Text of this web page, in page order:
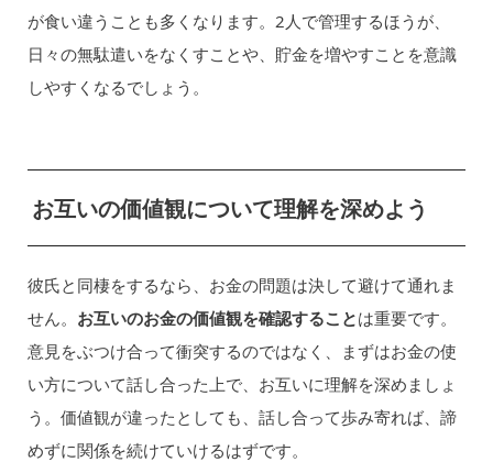
が食い違うことも多くなります。2人で管理するほうが、
日々の無駄遣いをなくすことや、貯金を増やすことを意識
しやすくなるでしょう。
お互いの価値観について理解を深めよう
彼氏と同棲をするなら、お金の問題は決して避けて通れま
せん。 お互いのお金の価値観を確認することは重要です。
意見をぶつけ合って衝突するのではなく、まずはお金の使
い方について話し合った上で、お互いに理解を深めましょ
う。価値観が違ったとしても、話し合って歩み寄れば、諦
めずに関係を続けていけるはずです。